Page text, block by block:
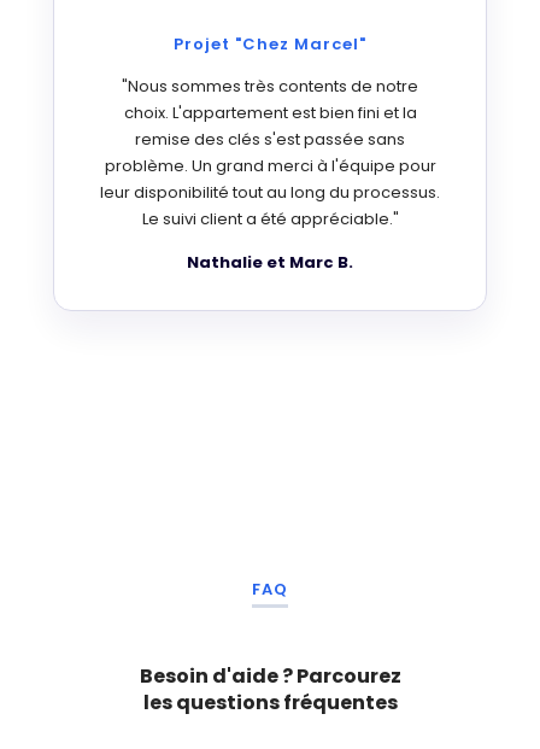
Projet "Chez Marcel"
"Nous sommes très contents de notre
choix. L'appartement est bien fini et la
remise des clés s'est passée sans
problème. Un grand merci à l'équipe pour
leur disponibilité tout au long du processus.
Le suivi client a été appréciable."
Nathalie et Marc B.
FAQ
Besoin d'aide ? Parcourez
lesquestions fréquentes